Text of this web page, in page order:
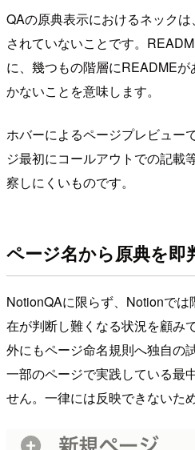
QAの原典表示におけるネック
されていないことです。
に、幾つもの階層にREADME
かないことを意味します。
ホバーによるページプレビュー
ジ最初にコールアウトでの記載
察しにくいものです。
ページ名から原典を即
NotionQAに限らず、Notionで
在が判断し難くなる状況を顧み
外にもページ命名規則へ独自の
一部のページで実践している最
せん。一律には反映できないため